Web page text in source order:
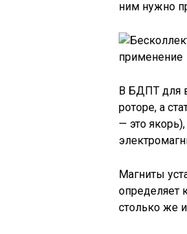
ним нужно
В БДПТ для
роторе, а
— это
Магниты
определяет
столько же